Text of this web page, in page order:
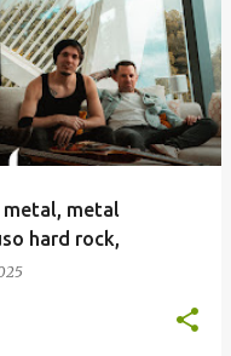
metal, metal
hard rock,